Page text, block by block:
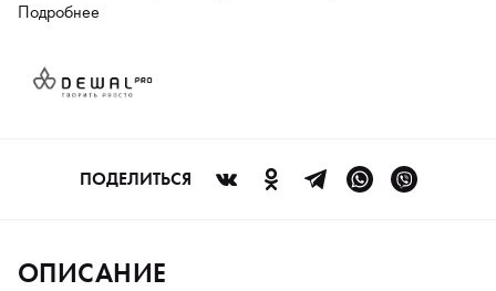
выскальзывает из ладони. Изделие подходит для прочесывания
и дополнительный объем. Прочная Пластик не образует
статическое электричество. Материал устойчив к износу и
Подробнее
ПОДЕЛИТЬСЯ
ОПИСАНИЕ